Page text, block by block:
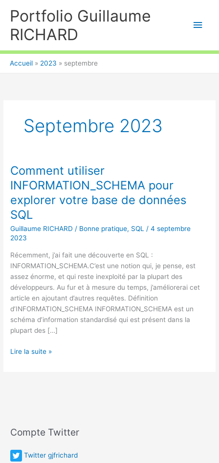
Portfolio Guillaume
RICHARD
Accueil 2023 septembre
Septembre 2023
Comment utiliser
INFORMATION_SCHEMA pour
explorer votre base de données
SQL
Guillaume RICHARD/ Bonne pratique, SQL /4 septembre
2023
Récemment, j’ai fait une découverte en SQL :
INFORMATION_SCHEMA.C’est une notion qui, je pense, est
assez énorme, et qui reste inexploité par la plupart des
développeurs. Au fur et à mesure du temps, j’améliorerai cet
article en ajoutant d’autres requêtes. Définition
d’INFORMATION_SCHEMA INFORMATION_SCHEMA est un
schéma d’information standardisé qui est présent dans la
plupart des […]
Comment
données
Lire la suite »
Compte Twitter
Twitter gjfrichard